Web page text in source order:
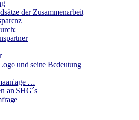
der Zusammenarbeit
und seine Bedeutung
…
an SHG´s